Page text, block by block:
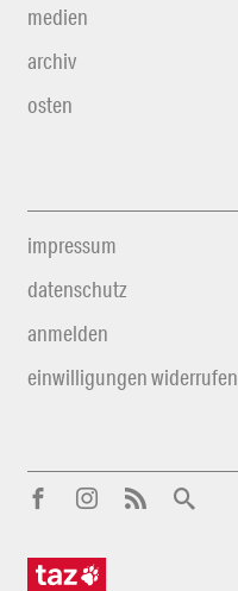
medien
archiv
osten
impressum
datenschutz
anmelden
einwilligungen widerrufen